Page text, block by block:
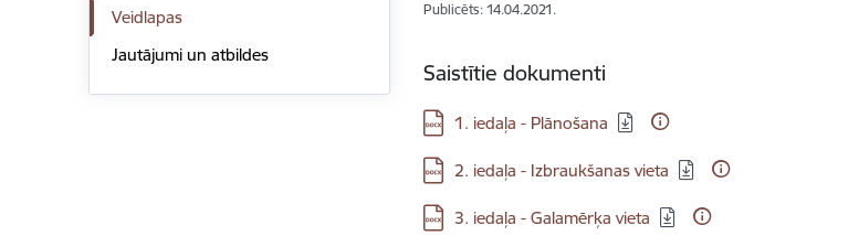
Veidlapas
Jautājumi un atbildes
Publicēts: 14.04.2021.
Saistītie dokumenti
Lejupielādēt:
1. iedaļa - Plānošana
Lejupielādēt:
2. iedaļa - Izbraukšanas vieta
Lejupielādēt:
3. iedaļa - Galamērķa vieta